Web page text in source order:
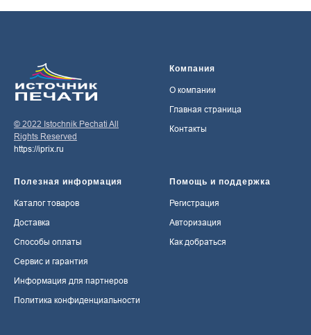
© 2022 Istochnik Pechati All
Rights Reserved
https://iprix.ru
Компания
О компании
Главная страница
Контакты
Полезная информация
Каталог товаров
Доставка
Способы оплаты
Сервис и гарантия
Информация для партнеров
Политика конфиденциальности
Помощь и поддержка
Регистрация
Авторизация
Как добраться